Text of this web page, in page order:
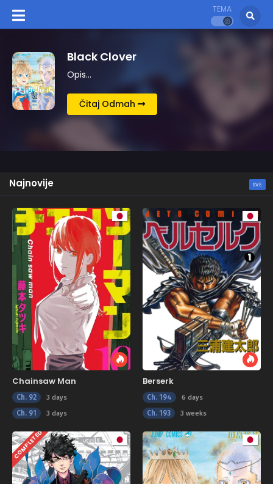
TEMA
Berserk
Opis…
Čitaj Odmah
Najnovije SVE
Chainsaw Man
Ch. 92 3 days
Ch. 91 3 days
Berserk
Ch. 194 6 days
Ch. 193 3 weeks
COMPLETED